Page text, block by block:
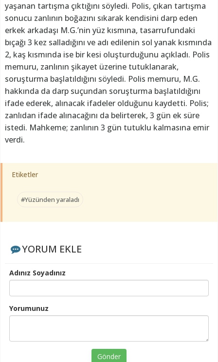
yaşanan tartışma çıktığını söyledi. Polis, çıkan tartışma
sonucu zanlının boğazını sıkarak kendisini darp eden
erkek arkadaşı M.G.’nin yüz kısmına, tasarrufundaki
bıçağı 3 kez salladığını ve adı edilenin sol yanak kısmında
2, kaş kısmında ise bir kesi oluşturduğunu açıkladı. Polis
memuru, zanlının şikayet üzerine tutuklanarak,
soruşturma başlatıldığını söyledi. Polis memuru, M.G.
hakkında da darp suçundan soruşturma başlatıldığını
ifade ederek, alınacak ifadeler olduğunu kaydetti. Polis;
zanlıdan ifade alınacağını da belirterek, 3 gün ek süre
istedi. Mahkeme; zanlının 3 gün tutuklu kalmasına emir
verdi.
Etiketler
#Yüzünden yaraladı
YORUM EKLE
Adınız Soyadınız
Yorumunuz
Gönder